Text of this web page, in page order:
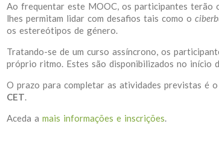
Ao frequentar este MOOC, os participantes terão
lhes permitam lidar com desafios tais como o
os estereótipos de género.
Tratando-se de um curso assíncrono, os
próprio ritmo. Estes são disponibilizados no início
O prazo para completar as atividades previstas é
CET.
Aceda a mais informações e inscrições.